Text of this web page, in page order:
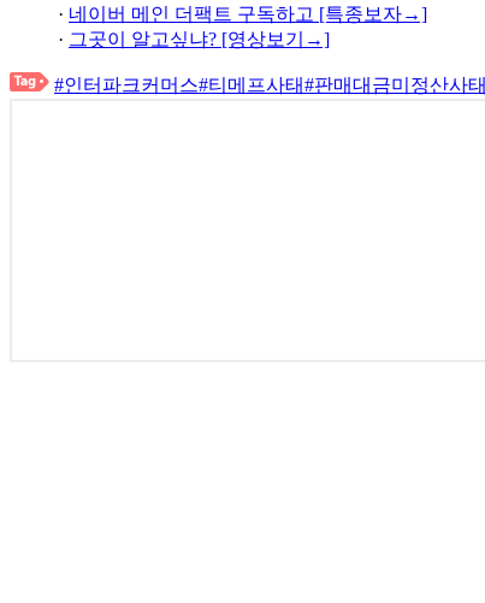
· 네이버 메인 더팩트 구독하고 [특종보자→]
· 그곳이 알고싶냐? [영상보기→]
#인터파크커머스#티메프사태#판매대금미정산사태